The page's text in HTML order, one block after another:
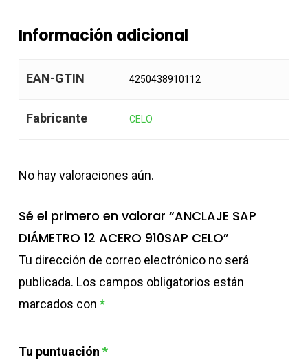
Información adicional
EAN-GTIN 4250438910112
Fabricante CELO
No hay valoraciones aún.
Sé el primero en valorar “ANCLAJE SAP
DIÁMETRO 12 ACERO 910SAP CELO”
Tu dirección de correo electrónico no será
publicada. Los campos obligatorios están
marcados con *
Tu puntuación *